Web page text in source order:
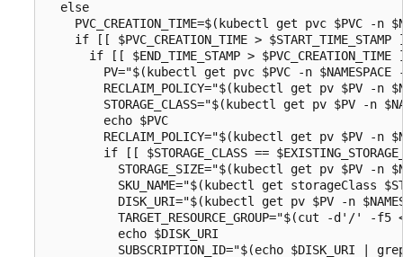
  else
PVC_CREATION_TIME=$(kubectl get pvc $PVC -n
if [[ $PVC_CREATION_TIME > $START_TIME_STAMP
if [[ $END_TIME_STAMP > $PVC_CREATION_TIME
PV="$(kubectl get pvc $PVC -n $NAMESPACE
RECLAIM_POLICY="$(kubectl get pv $PV -n
STORAGE_CLASS="$(kubectl get pv $PV -n
        echo $PVC
RECLAIM_POLICY="$(kubectl get pv $PV -n
if [[ $STORAGE_CLASS ==
STORAGE_SIZE="$(kubectl get pv $PV -n
SKU_NAME="$(kubectl get storageClass
DISK_URI="$(kubectl get pv $PV -n
TARGET_RESOURCE_GROUP="$(cut -d'/' -f5
          echo $DISK_URI
SUBSCRIPTION_ID="$(echo $DISK_URI |